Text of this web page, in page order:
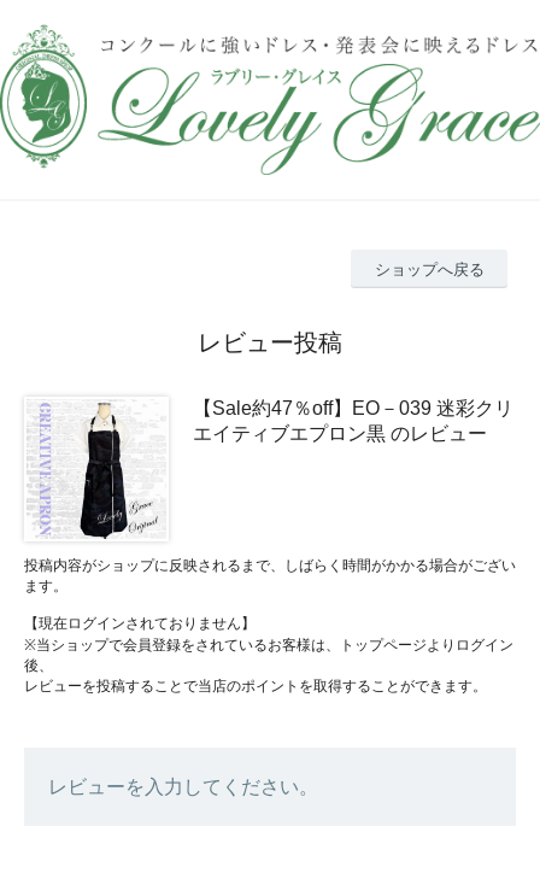
ショップへ戻る
レビュー投稿
【Sale約47％off】EO－039 迷彩クリ
エイティブエプロン黒 のレビュー
投稿内容がショップに反映されるまで、しばらく時間がかかる場合がござい
ます。
【現在ログインされておりません】
※当ショップで会員登録をされているお客様は、トップページよりログイン
後、
レビューを投稿することで当店のポイントを取得することができます。
レビューを入力してください。